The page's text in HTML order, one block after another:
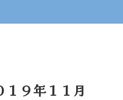
１９年１１月